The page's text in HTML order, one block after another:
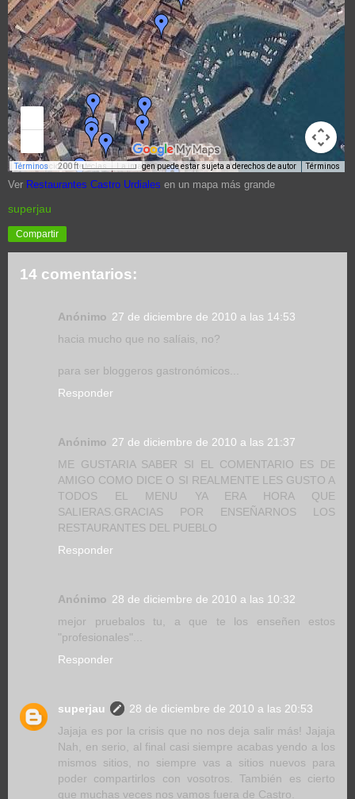
Ver Restaurantes Castro Urdiales en un mapa más grande
superjau
Compartir
14 comentarios:
Anónimo 27 de diciembre de 2010 a las 14:53
hacia mucho que no salíais, no?
para ser bloggeros gastronómicos...
Responder
Anónimo 27 de diciembre de 2010 a las 21:37
ME GUSTARIA SABER SI EL COMENTARIO ES DE
AMIGO COMO DICE O SI REALMENTE LES GUSTO A
TODOS EL MENU YA ERA HORA QUE
SALIERAS.GRACIAS POR ENSEÑARNOS LOS
RESTAURANTES DEL PUEBLO
Responder
Anónimo 28 de diciembre de 2010 a las 10:32
mejor pruebalos tu, a que te los enseñen estos
"profesionales"...
Responder
superjau
28 de diciembre de 2010 a las 20:53
Jajaja es por la crisis que no nos deja salir más! Jajaja
Nah, en serio, al final casi siempre acabas yendo a los
mismos sitios, no siempre vas a sitios nuevos para
poder compartirlos con vosotros. También es cierto
que muchas veces nos vamos fuera de Castro.